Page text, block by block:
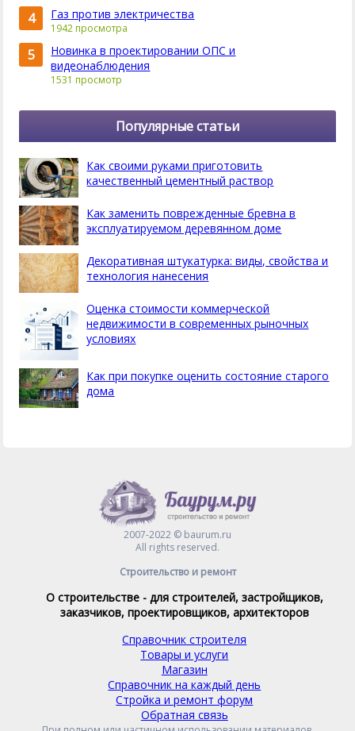
4 Газ против электричества
1942 просмотра
5
Новинка в проектировании ОПС и
видеонаблюдения
1531 просмотр
Популярные статьи
Как своими руками приготовить
качественный цементный раствор
Как заменить поврежденные бревна в
эксплуатируемом деревянном доме
Декоративная штукатурка: виды, свойства и
технология нанесения
Оценка стоимости коммерческой
недвижимости в современных рыночных
условиях
Как при покупке оценить состояние старого
дома
2007-2022 © baurum.ru
All rights reserved.
Строительство и ремонт
О строительстве - для строителей, застройщиков,
заказчиков, проектировщиков, архитекторов
Справочник строителя
Товары и услуги
Магазин
Справочник на каждый день
Стройка и ремонт форум
Обратная связь